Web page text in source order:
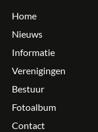
Home
Nieuws
Informatie
Verenigingen
Bestuur
Fotoalbum
Contact